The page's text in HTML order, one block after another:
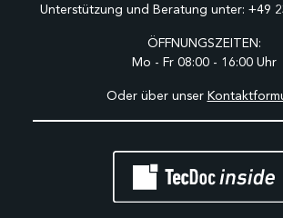
Unterstützung und Beratung unter: +49
ÖFFNUNGSZEITEN:
Mo - Fr 08:00 - 16:00 Uhr
Oder über unser